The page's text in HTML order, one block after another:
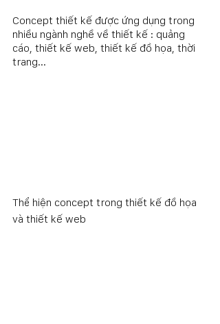
Concept thiết kế được ứng dụng trong
nhiều ngành nghề về thiết kế : quảng
cáo, thiết kế web, thiết kế đồ họa, thời
trang...
Thể hiện concept trong thiết kế đồ họa
và thiết kế web